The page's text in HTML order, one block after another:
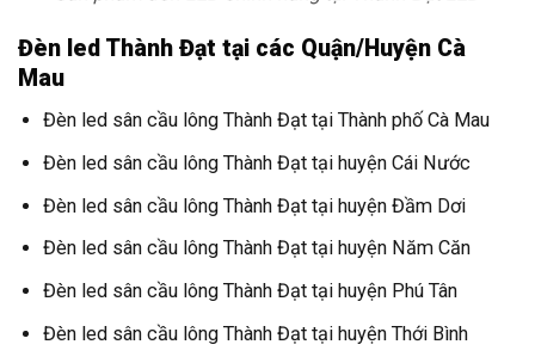
Đèn led Thành Đạt tại các Quận/Huyện Cà
Mau
Đèn led sân cầu lông Thành Đạt tại Thành phố Cà Mau
Đèn led sân cầu lông Thành Đạt tại huyện Cái Nước
Đèn led sân cầu lông Thành Đạt tại huyện Đầm Dơi
Đèn led sân cầu lông Thành Đạt tại huyện Năm Căn
Đèn led sân cầu lông Thành Đạt tại huyện Phú Tân
Đèn led sân cầu lông Thành Đạt tại huyện Thới Bình